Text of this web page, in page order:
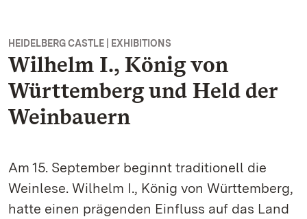
HEIDELBERG CASTLE | EXHIBITIONS
Wilhelm I., König von
Württemberg und Held der
Weinbauern
Am 15. September beginnt traditionell die
Weinlese. Wilhelm I., König von Württemberg,
hatte einen prägenden Einfluss auf das Land